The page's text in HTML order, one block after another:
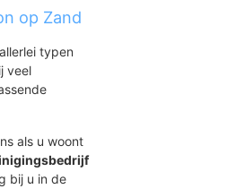
op Zand
typen
veel
als u woont
bij u in de